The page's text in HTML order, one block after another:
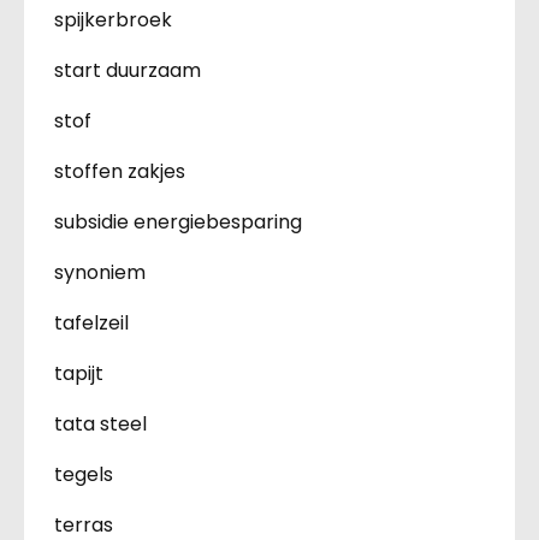
spijkerbroek
start duurzaam
stof
stoffen zakjes
subsidie energiebesparing
synoniem
tafelzeil
tapijt
tata steel
tegels
terras